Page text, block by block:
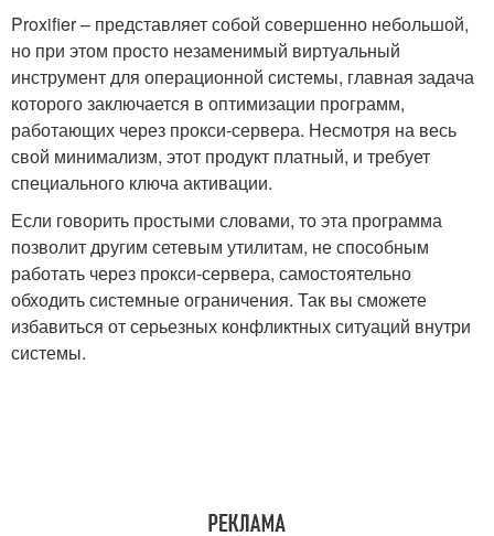
Proxifier – представляет собой совершенно небольшой,
но при этом просто незаменимый виртуальный
инструмент для операционной системы, главная задача
которого заключается в оптимизации программ,
работающих через прокси-сервера. Несмотря на весь
свой минимализм, этот продукт платный, и требует
специального ключа активации.
Если говорить простыми словами, то эта программа
позволит другим сетевым утилитам, не способным
работать через прокси-сервера, самостоятельно
обходить системные ограничения. Так вы сможете
избавиться от серьезных конфликтных ситуаций внутри
системы.